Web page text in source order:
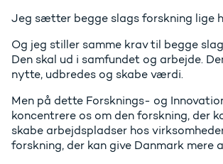
Jeg sætter begge slags forskning lige
Og jeg stiller samme krav til begge
Den skal ud i samfundet og arbejde.
nytte, udbredes og skabe værdi.
Men på dette Forsknings- og
koncentrere os om den forskning, der
skabe arbejdspladser hos
forskning, der kan give Danmark mere